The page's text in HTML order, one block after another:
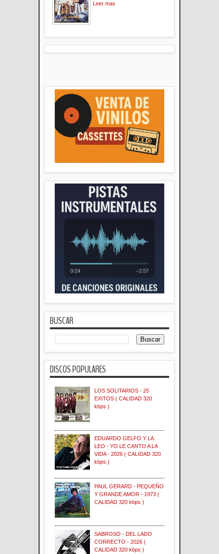
Leer mas
BUSCAR
DISCOS POPULARES
LOS SOLITARIOS - 25
EXITOS ( CALIDAD 320
kbps )
EDUARDO GELFO Y LA
LEO - YO LE CANTO A LA
VIDA - 2026 ( CALIDAD 320
kbps )
PAUL GERARD - PEQUEÑO
Y GRANDE AMOR - 1973 (
CALIDAD 320 kbps )
SABROSO - DEL LADO
CORRECTO - 2026 (
CALIDAD 320 kbps )